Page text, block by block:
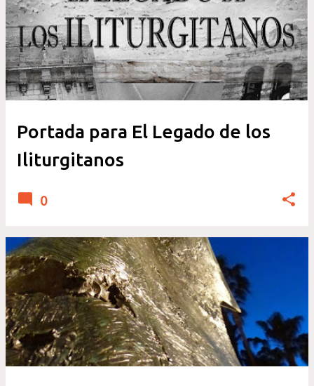
Portada para El Legado de los
Iliturgitanos
0